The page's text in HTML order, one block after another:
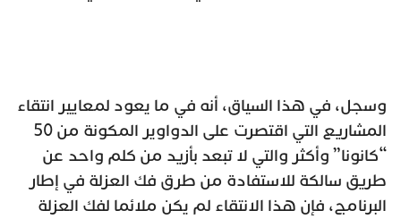
وسجل، في هذا السياق، أنه في ما يعود لمعايير انتقاء
المشاريع التي اقتصرت على الدواوير المكونة من 50
“كانونا” وأكثر والتي لا تبعد بأزيد من كلم واحد عن
طريق سالكة للاستفادة من طرق فك العزلة في إطار
البرنامج، فإن هذا الانتقاء لم يكن ملائما لفك العزلة